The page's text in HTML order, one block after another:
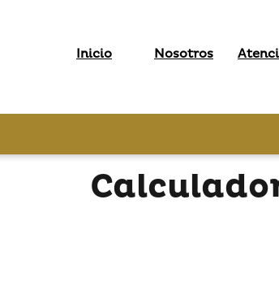
Inicio Nosotros